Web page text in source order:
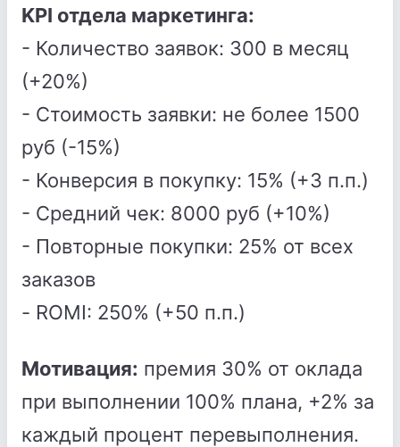
KPI отдела маркетинга:
- Количество заявок: 300 в месяц
(+20%)
- Стоимость заявки: не более 1500
руб (-15%)
- Конверсия в покупку: 15% (+3 п.п.)
- Средний чек: 8000 руб (+10%)
- Повторные покупки: 25% от всех
заказов
- ROMI: 250% (+50 п.п.)
Мотивация: премия 30% от оклада
при выполнении 100% плана, +2% за
каждый процент перевыполнения.